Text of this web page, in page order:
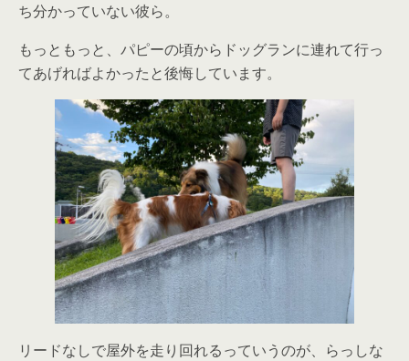
ち分かっていない彼ら。
もっともっと、パピーの頃からドッグランに連れて行っ
てあげればよかったと後悔しています。
リードなしで屋外を走り回れるっていうのが、らっしな